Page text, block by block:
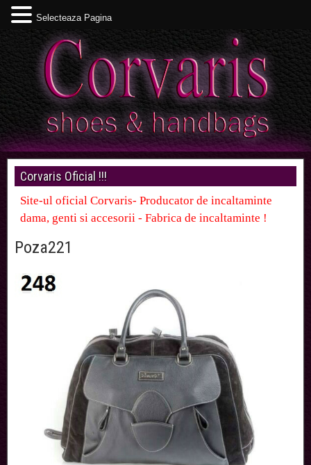
Corvaris Oficial !!!
Site-ul oficial Corvaris- Producator de incaltaminte
dama, genti si accesorii - Fabrica de incaltaminte !
Poza221
Selecteaza Pagina